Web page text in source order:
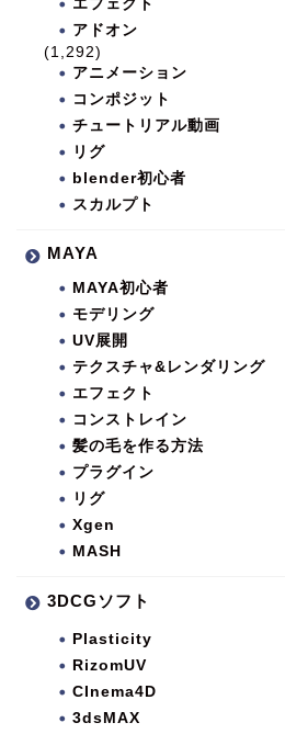
エフェクト
アドオン
(1,292)
アニメーション
コンポジット
チュートリアル動画
リグ
blender初心者
スカルプト
MAYA
MAYA初心者
モデリング
UV展開
テクスチャ&レンダリング
エフェクト
コンストレイン
髪の毛を作る方法
プラグイン
リグ
Xgen
MASH
3DCGソフト
Plasticity
RizomUV
CInema4D
3dsMAX